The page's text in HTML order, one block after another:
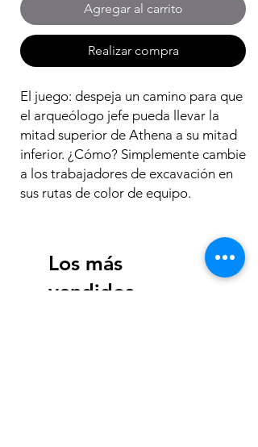
Agregar al carrito
Realizar compra
El juego: despeja un camino para que
el arqueólogo jefe pueda llevar la
mitad superior de Athena a su mitad
inferior. ¿Cómo? Simplemente cambie
a los trabajadores de excavación en
sus rutas de color de equipo.
Los más
vendidos